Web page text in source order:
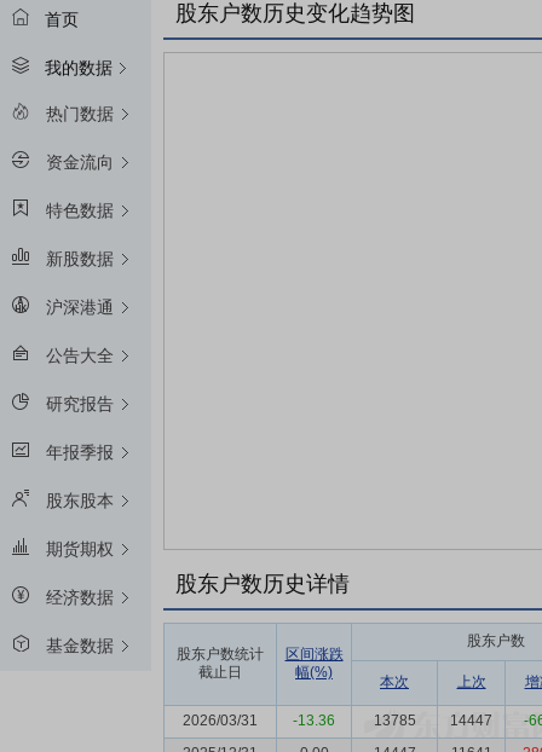
首页
我的数据
热门数据
资金流向
特色数据
新股数据
沪深港通
公告大全
研究报告
年报季报
股东股本
期货期权
经济数据
基金数据
股东户数历史变化趋势图
股东户数历史详情
股东户数统计
截止日
区间涨跌
幅(%)
股东户数
本次 上次 增
2026/03/31 -13.36 13785 14447
-